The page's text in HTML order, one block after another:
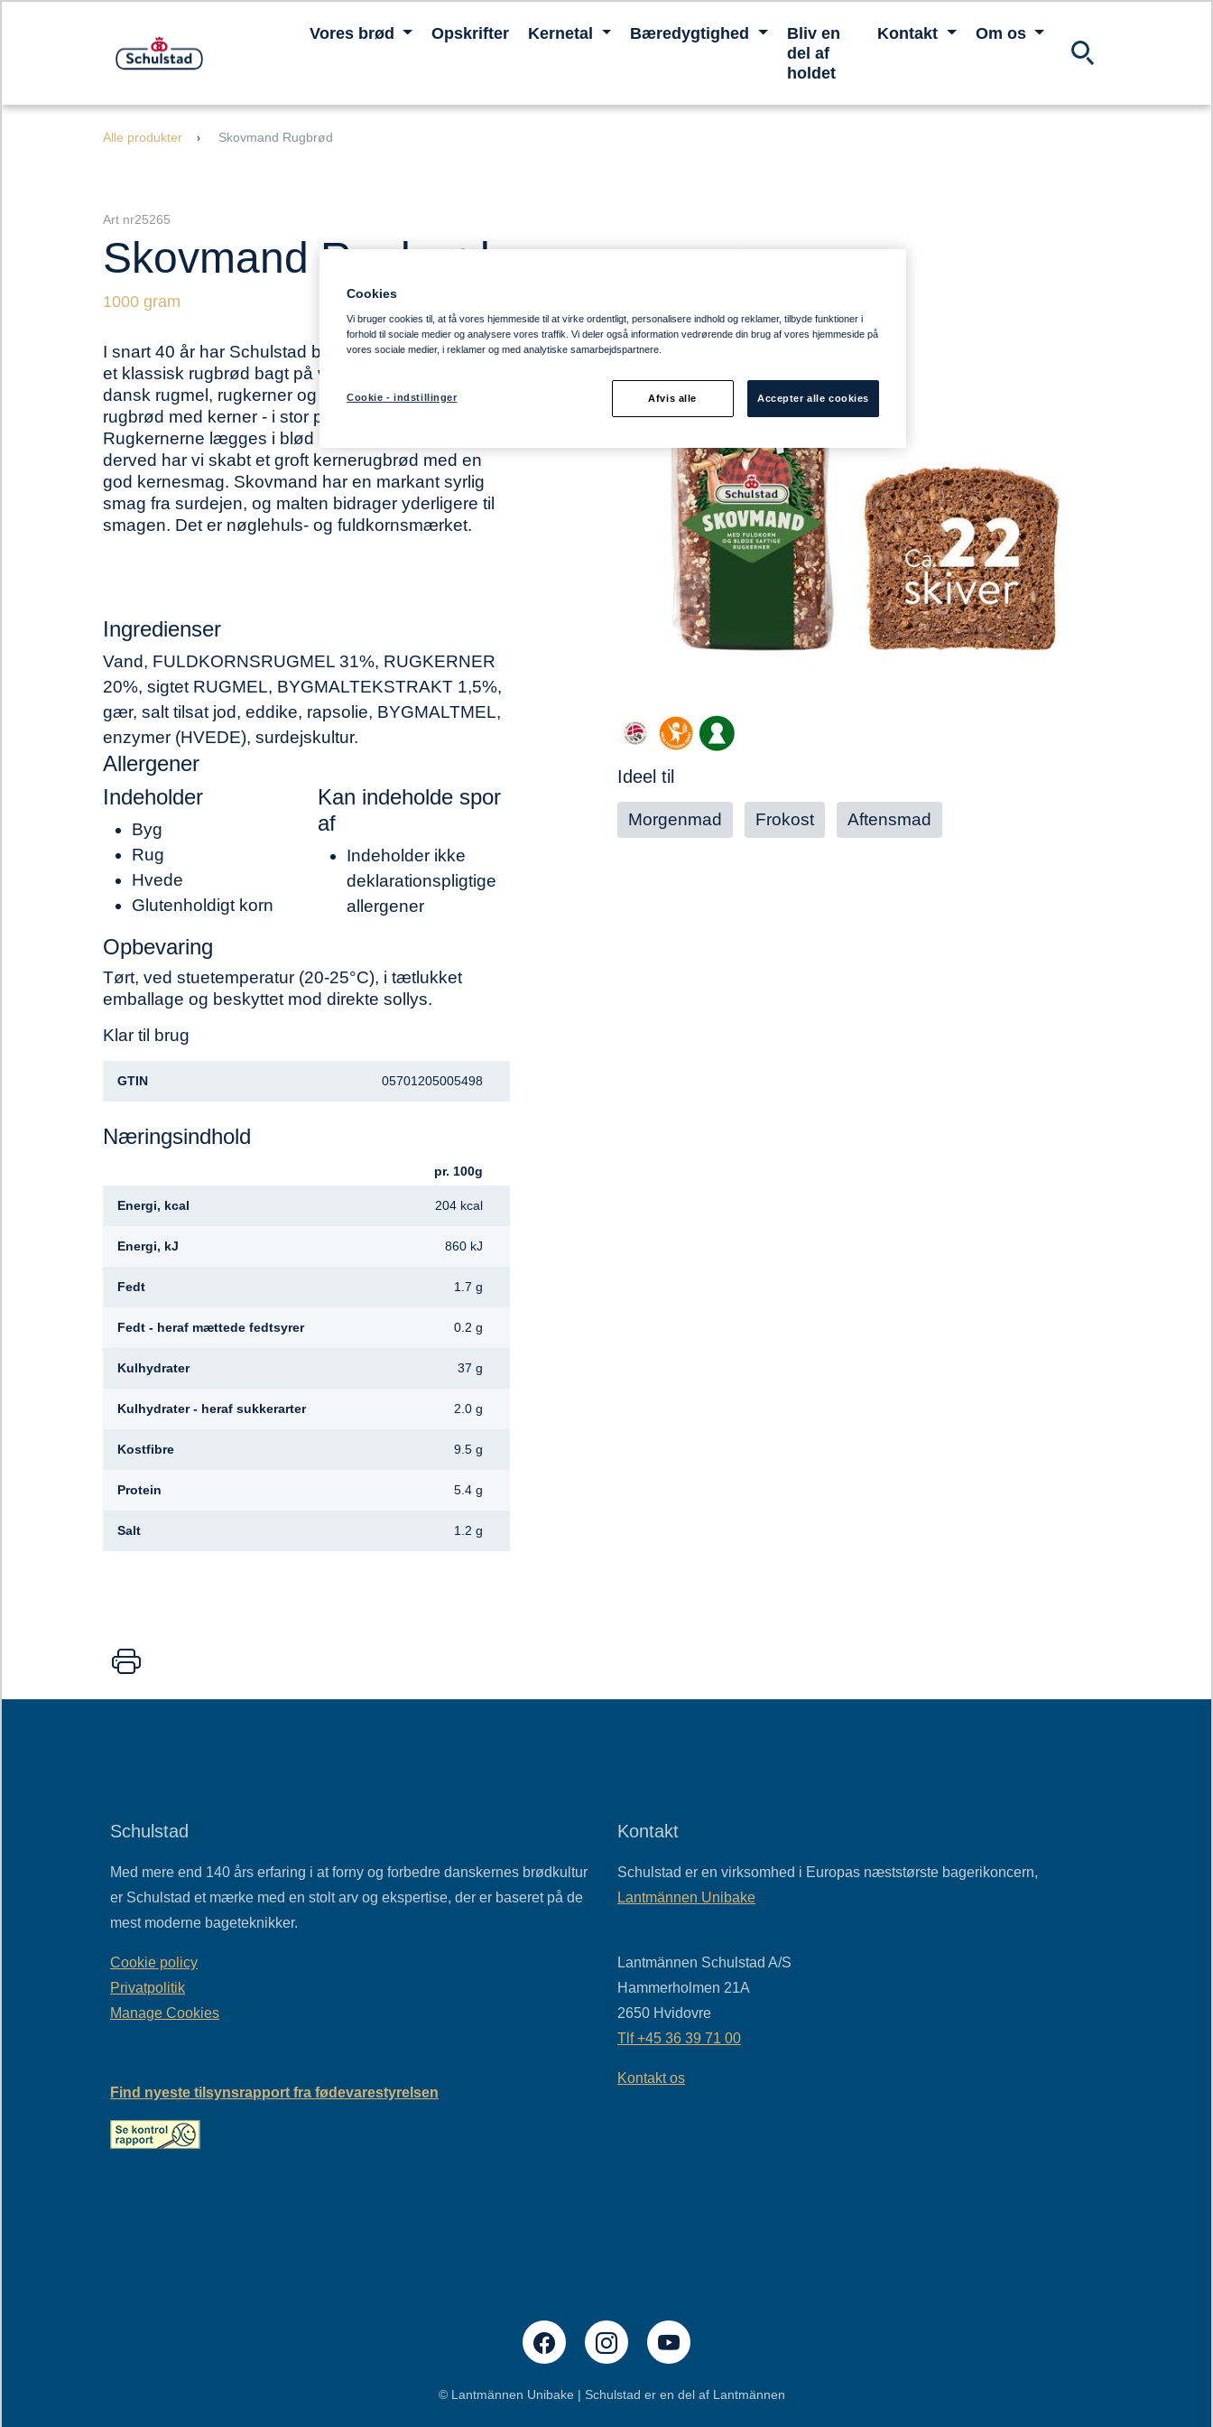
Vores brød Opskrifter Kernetal Bæredygtighed
Bliv en
del af
holdet
Kontakt Om os
Alle produkter Skovmand Rugbrød
Art nr25265
Skovmand Rugbrød
1000 gram
I snart 40 år har Schulstad bagt Skovmand, som er
et klassisk rugbrød bagt på vores egen rugsurdej,
dansk rugmel, rugkerner og malt. Et velsmagende
rugbrød med kerner - i stor pakke med 22 skiver.
Rugkernerne lægges i blød inden bagningen, og
derved har vi skabt et groft kernerugbrød med en
god kernesmag. Skovmand har en markant syrlig
smag fra surdejen, og malten bidrager yderligere til
smagen. Det er nøglehuls- og fuldkornsmærket.
Ingredienser
Vand, FULDKORNSRUGMEL 31%, RUGKERNER
20%, sigtet RUGMEL, BYGMALTEKSTRAKT 1,5%,
gær, salt tilsat jod, eddike, rapsolie, BYGMALTMEL,
enzymer (HVEDE), surdejskultur.
Allergener
Indeholder
Byg
Rug
Hvede
Glutenholdigt korn
Kan indeholde spor
af
Indeholder ikke
deklarationspligtige
allergener
Opbevaring
Tørt, ved stuetemperatur (20-25°C), i tætlukket
emballage og beskyttet mod direkte sollys.
Klar til brug
GTIN 05701205005498
Næringsindhold
pr. 100g
Energi, kcal 204 kcal
Energi, kJ 860 kJ
Fedt 1.7 g
Fedt - heraf mættede fedtsyrer 0.2 g
Kulhydrater 37 g
Kulhydrater - heraf sukkerarter 2.0 g
Kostfibre 9.5 g
Protein 5.4 g
Salt 1.2 g
Ideel til
Morgenmad Frokost Aftensmad
Schulstad
Med mere end 140 års erfaring i at forny og forbedre danskernes brødkultur
er Schulstad et mærke med en stolt arv og ekspertise, der er baseret på de
mest moderne bageteknikker.
Cookie policy
Privatpolitik
Manage Cookies
Find nyeste tilsynsrapport fra fødevarestyrelsen
Kontakt
Schulstad er en virksomhed i Europas næststørste bagerikoncern,
Lantmännen Unibake
Lantmännen Schulstad A/S
Hammerholmen 21A
2650 Hvidovre
Tlf+45 36 39 71 00
Kontakt os
© Lantmännen Unibake | Schulstad er en del af Lantmännen
Cookies
Vi bruger cookies til, at få vores hjemmeside til at virke ordentligt, personalisere indhold og reklamer, tilbyde funktioner i
forhold til sociale medier og analysere vores traffik. Vi deler også information vedrørende din brug af vores hjemmeside på
vores sociale medier, i reklamer og med analytiske samarbejdspartnere.
Cookie - indstillinger Afvis alle Accepter alle cookies